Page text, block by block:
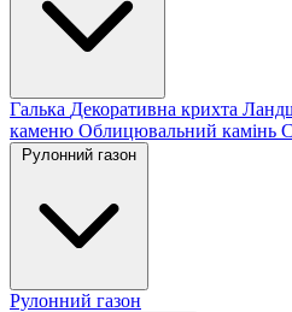
Галька Декоративна крихта
каменю Облицювальний камінь
Рулонний газон
Рулонний газон